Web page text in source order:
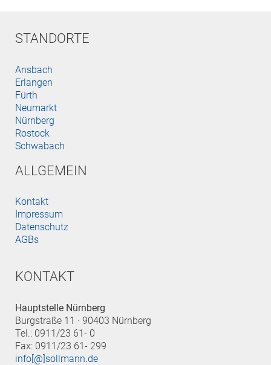
STANDORTE
Ansbach
Erlangen
Fürth
Neumarkt
Nürnberg
Rostock
Schwabach
ALLGEMEIN
Kontakt
Impressum
Datenschutz
AGBs
KONTAKT
Hauptstelle Nürnberg
Burgstraße 11 · 90403 Nürnberg
Tel.: 0911/23 61- 0
Fax: 0911/23 61- 299
info[@]sollmann.de